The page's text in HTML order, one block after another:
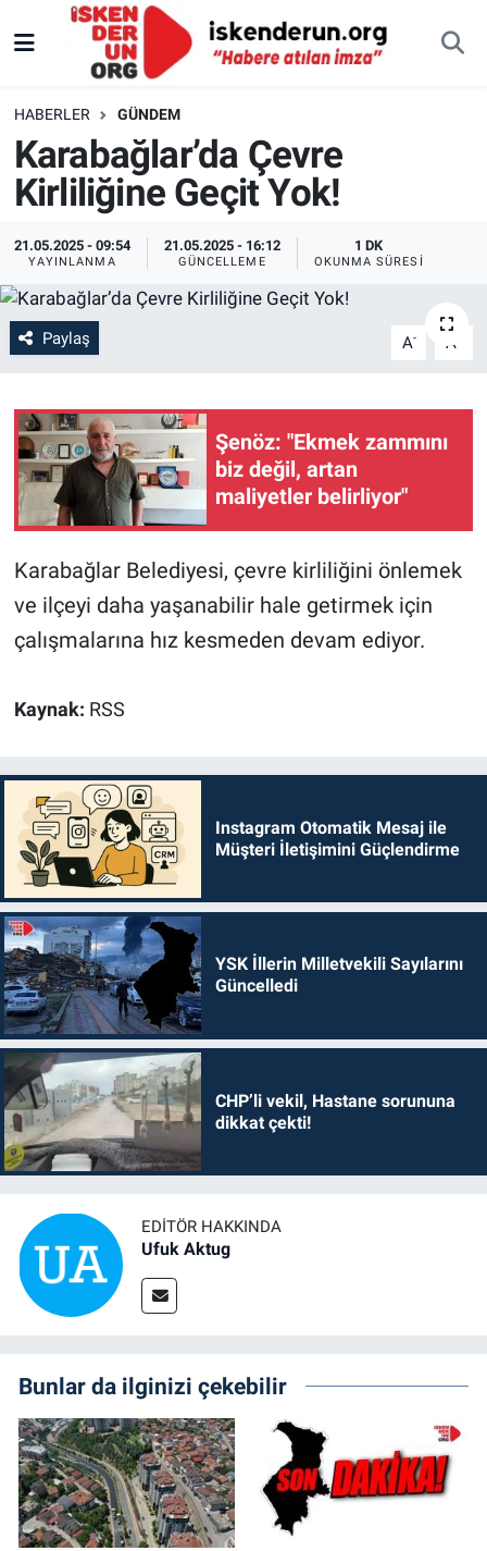
HABERLER GÜNDEM
Karabağlar’da Çevre
Kirliliğine Geçit Yok!
21.05.2025 - 09:54
YAYINLANMA
21.05.2025 - 16:12
GÜNCELLEME
1 DK
OKUNMA SÜRESI
Paylaş A- A
Şenöz: "Ekmek zammını
biz değil, artan
maliyetler belirliyor"
Karabağlar Belediyesi, çevre kirliliğini önlemek
ve ilçeyi daha yaşanabilir hale getirmek için
çalışmalarına hız kesmeden devam ediyor.
Kaynak: RSS
Instagram Otomatik Mesaj ile
Müşteri İletişimini Güçlendirme
YSK İllerin Milletvekili Sayılarını
Güncelledi
CHP’li vekil, Hastane sorununa
dikkat çekti!
EDITÖR HAKKINDA
Ufuk Aktug
Bunlar da ilginizi çekebilir